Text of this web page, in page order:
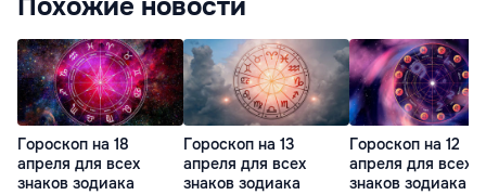
Гороскоп на 18
апреля для всех
знаков зодиака
Гороскоп на 13
апреля для всех
знаков зодиака
Гороскоп на 12
апреля для всех
знаков зодиака